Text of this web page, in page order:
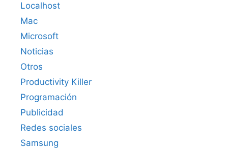
Localhost
Mac
Microsoft
Noticias
Otros
Productivity Killer
Programación
Publicidad
Redes sociales
Samsung